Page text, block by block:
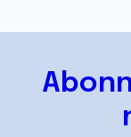
ou qu'ils ont